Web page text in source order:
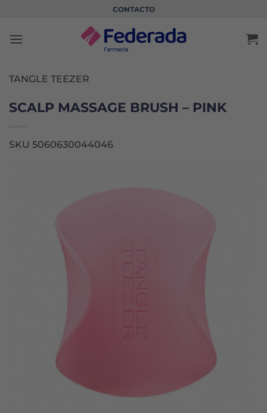
contenido
CONTACTO
TANGLE TEEZER
SCALP MASSAGE BRUSH – PINK
SKU 5060630044046